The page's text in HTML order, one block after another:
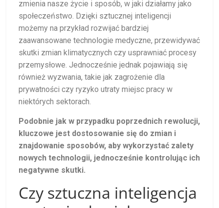
zmienia nasze życie i sposób, w jaki działamy jako
społeczeństwo. Dzięki sztucznej inteligencji
możemy na przykład rozwijać bardziej
zaawansowane technologie medyczne, przewidywać
skutki zmian klimatycznych czy usprawniać procesy
przemysłowe. Jednocześnie jednak pojawiają się
również wyzwania, takie jak zagrożenie dla
prywatności czy ryzyko utraty miejsc pracy w
niektórych sektorach.
Podobnie jak w przypadku poprzednich rewolucji,
kluczowe jest dostosowanie się do zmian i
znajdowanie sposobów, aby wykorzystać zalety
nowych technologii, jednocześnie kontrolując ich
negatywne skutki.
Czy sztuczna inteligencja